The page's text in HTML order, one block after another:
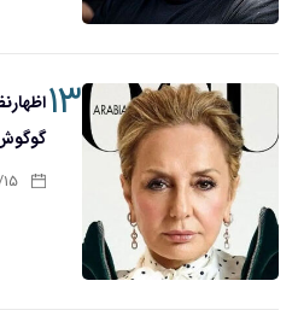
۱۳ اظهارنظر متفاوت سینا حجازی درباره
گوگوش خبرساز شد
۱۴۰۵/۰۵/۱۵ ۱۴:۴۸